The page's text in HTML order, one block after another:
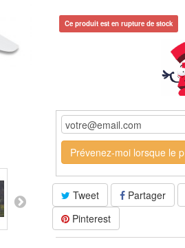
Ce produit est en rupture de stock
Prévenez-moi lorsque le
Tweet
Partager
Pinterest